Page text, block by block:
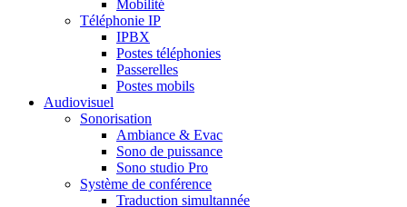
Mobilité
Téléphonie IP
IPBX
Postes téléphonies
Passerelles
Postes mobils
Audiovisuel
Sonorisation
Ambiance & Evac
Sono de puissance
Sono studio Pro
Système de conférence
Traduction simultannée